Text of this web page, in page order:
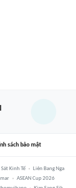
sách bảo mật
Kinh Tế
Liên Bang Nga
ASEAN Cup 2026